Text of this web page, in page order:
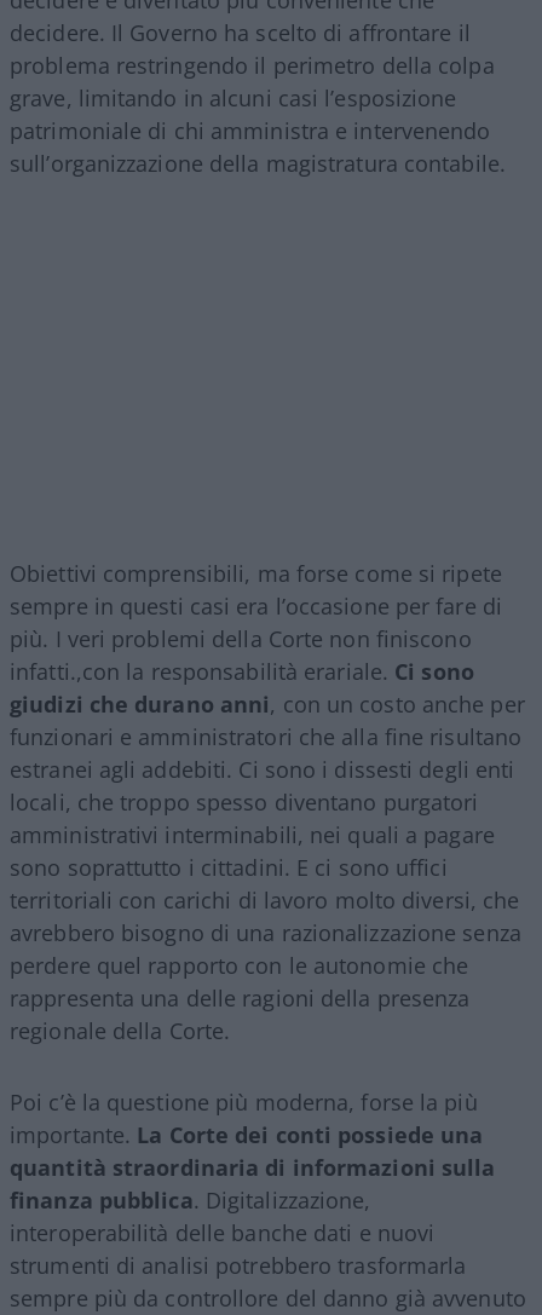
decidere. Il Governo ha scelto di affrontare il
problema restringendo il perimetro della colpa
grave, limitando in alcuni casi l’esposizione
patrimoniale di chi amministra e intervenendo
sull’organizzazione della magistratura contabile.
Obiettivi comprensibili, ma forse come si ripete
sempre in questi casi era l’occasione per fare di
più. I veri problemi della Corte non finiscono
infatti.,con la responsabilità erariale. Ci sono
giudizi che durano anni, con un costo anche per
funzionari e amministratori che alla fine risultano
estranei agli addebiti. Ci sono i dissesti degli enti
locali, che troppo spesso diventano purgatori
amministrativi interminabili, nei quali a pagare
sono soprattutto i cittadini. E ci sono uffici
territoriali con carichi di lavoro molto diversi, che
avrebbero bisogno di una razionalizzazione senza
perdere quel rapporto con le autonomie che
rappresenta una delle ragioni della presenza
regionale della Corte.
Poi c’è la questione più moderna, forse la più
importante. La Corte dei conti possiede una
quantità straordinaria di informazioni sulla
finanza pubblica. Digitalizzazione,
interoperabilità delle banche dati e nuovi
strumenti di analisi potrebbero trasformarla
sempre più da controllore del danno già avvenuto